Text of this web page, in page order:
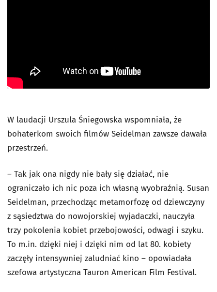
W laudacji Urszula Śniegowska wspomniała, że
bohaterkom swoich filmów Seidelman zawsze dawała
przestrzeń.
– Tak jak ona nigdy nie bały się działać, nie
ograniczało ich nic poza ich własną wyobraźnią. Susan
Seidelman, przechodząc metamorfozę od dziewczyny
z sąsiedztwa do nowojorskiej wyjadaczki, nauczyła
trzy pokolenia kobiet przebojowości, odwagi i szyku.
To m.in. dzięki niej i dzięki nim od lat 80. kobiety
zaczęły intensywniej zaludniać kino – opowiadała
szefowa artystyczna Tauron American Film Festival.